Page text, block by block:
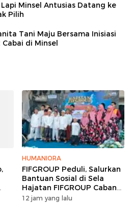
Minsel Antusias Datang ke
Pilih
Tani Maju Bersama Inisiasi
di Minsel
HUMANIORA
FIFGROUP Peduli, Salurkan
Bantuan Sosial di Sela
Hajatan FIFGROUP Cabang
Bitung
12 jam yang lalu